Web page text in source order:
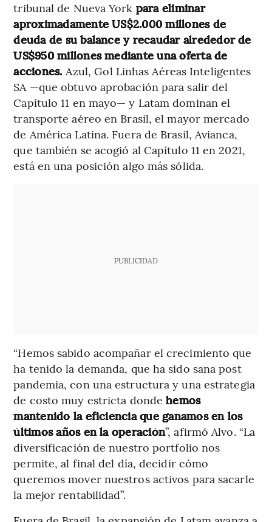
tribunal de Nueva York para eliminar
aproximadamente US$2.000 millones de
deuda de su balance y recaudar alrededor de
US$950 millones mediante una oferta de
acciones. Azul, Gol Linhas Aéreas Inteligentes
SA —que obtuvo aprobación para salir del
Capítulo 11 en mayo— y Latam dominan el
transporte aéreo en Brasil, el mayor mercado
de América Latina. Fuera de Brasil, Avianca,
que también se acogió al Capítulo 11 en 2021,
está en una posición algo más sólida.
PUBLICIDAD
“Hemos sabido acompañar el crecimiento que
ha tenido la demanda, que ha sido sana post
pandemia, con una estructura y una estrategia
de costo muy estricta dondehemos
mantenido la eficiencia que ganamos en los
últimos años en la operación”, afirmó Alvo. “La
diversificación de nuestro portfolio nos
permite, al final del día, decidir cómo
queremos mover nuestros activos para sacarle
la mejor rentabilidad”.